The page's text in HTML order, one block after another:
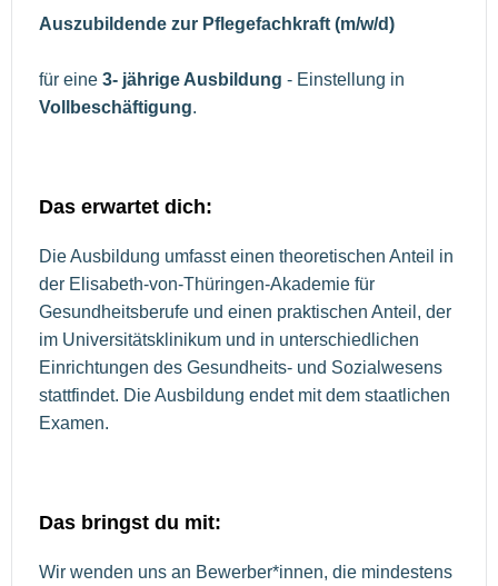
Auszubildende zur Pflegefachkraft (m/w/d)
für eine 3- jährige Ausbildung - Einstellung in
Vollbeschäftigung.
Das erwartet dich:
Die Ausbildung umfasst einen theoretischen Anteil in
der Elisabeth-von-Thüringen-Akademie für
Gesundheitsberufe und einen praktischen Anteil, der
im Universitätsklinikum und in unterschiedlichen
Einrichtungen des Gesundheits- und Sozialwesens
stattfindet. Die Ausbildung endet mit dem staatlichen
Examen.
Das bringst du mit:
Wir wenden uns an Bewerber*innen, die mindestens